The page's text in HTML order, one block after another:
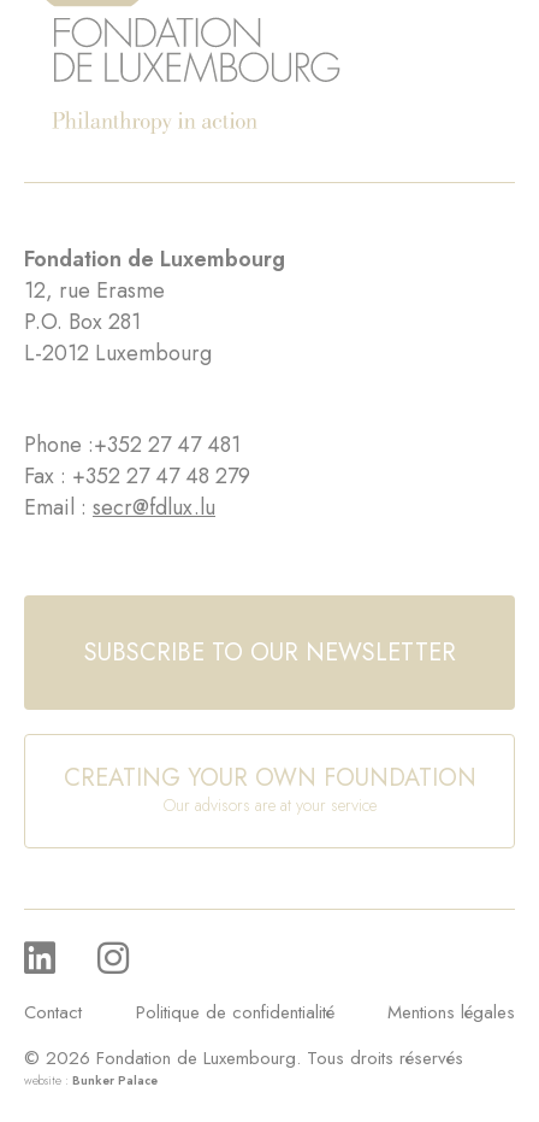
Fondation de Luxembourg
12, rue Erasme
P.O. Box 281
L-2012 Luxembourg
Phone :+352 27 47 481
Fax : +352 27 47 48 279
Email : secr@fdlux.lu
SUBSCRIBE TO OUR NEWSLETTER
CREATING YOUR OWN FOUNDATION
Our advisors are at your service
Contact Politique de confidentialité
Mentions légales
© 2026 Fondation de Luxembourg. Tous droits réservés
website : Bunker Palace